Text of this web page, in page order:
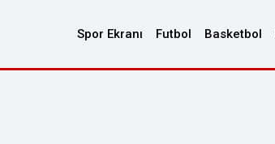
Spor Ekranı Futbol Basketbol